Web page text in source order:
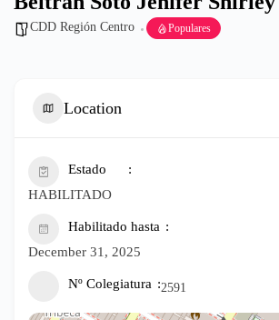
CDD Región Centro Populares
Location
Estado
HABILITADO
Habilitado hasta
December 31, 2025
Nº Colegiatura 2591